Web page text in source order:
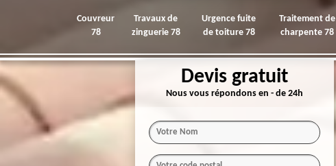
Couvreur
78
Travaux de
zinguerie 78
Urgence fuite
de toiture 78
Traitement de
charpente 78
Devis gratuit
Nous vous répondons en - de 24h